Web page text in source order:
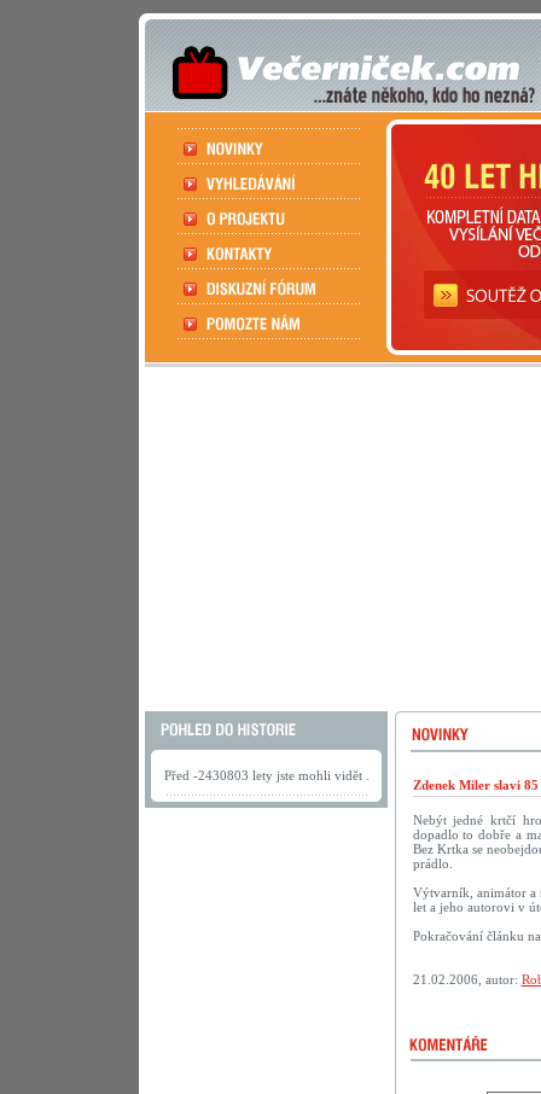
Před -2430803 lety jste mohli vidět .
Zdenek Miler slavi
Nebýt jedné krtčí
dopadlo to dobře a
Bez Krtka se
prádlo.
Výtvarník, animátor a
let a jeho autorovi v
Pokračování článku
21.02.2006, autor: